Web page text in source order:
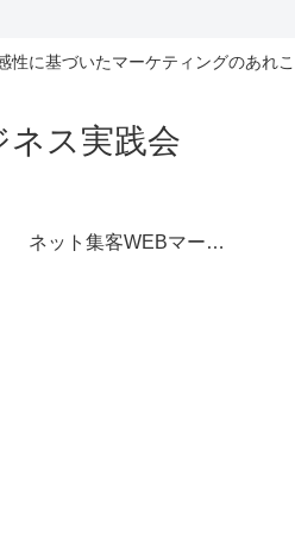
性に基づいたマーケティングのあれ
ネス実践会
ネット集客WEBマーケティング無料相談室